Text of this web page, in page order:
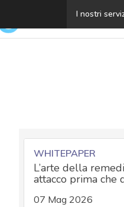
I nostri
Librerie di
WHITEPAPER
L’arte della
attacco prima che
07 Mag 2026